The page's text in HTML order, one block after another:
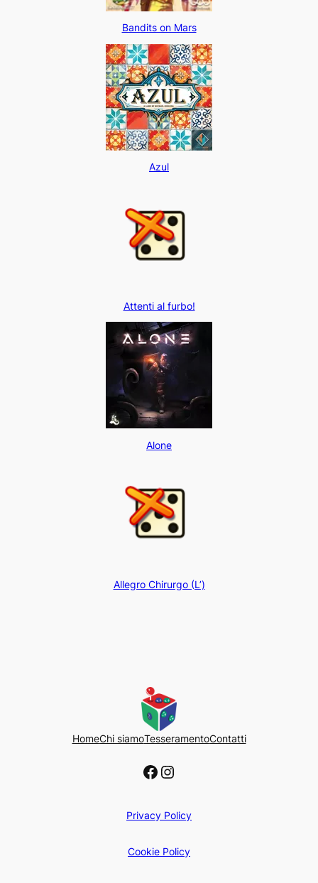
Bandits on Mars
Azul
Attenti al furbo!
Alone
Allegro Chirurgo (L’)
HomeChi siamoTesseramentoContatti
Facebook
Instagram
Privacy Policy
Cookie Policy